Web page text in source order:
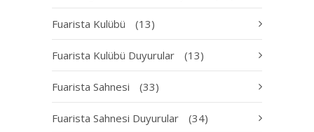
Fuarista Kulübü (13)
Fuarista Kulübü Duyurular (13)
Fuarista Sahnesi (33)
Fuarista Sahnesi Duyurular (34)